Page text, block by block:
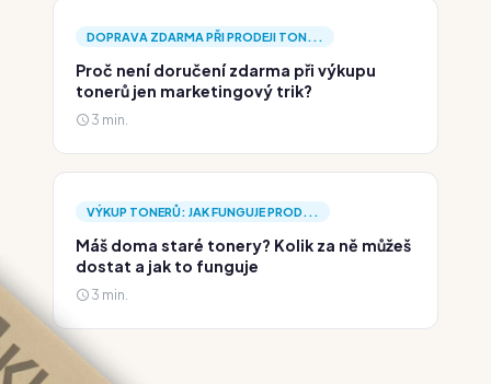
DOPRAVA ZDARMA PŘI PRODEJI TON...
Proč není doručení zdarma při výkupu
tonerů jen marketingový trik?
3 min.
VÝKUP TONERŮ: JAK FUNGUJE PROD...
Máš doma staré tonery? Kolik za ně můžeš
dostat a jak to funguje
3 min.